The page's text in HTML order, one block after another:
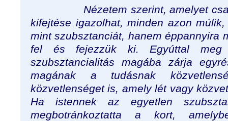
Nézetem szerint, amelyet csak
kifejtése igazolhat, minden azon
mint szubsztanciát, hanem éppannyira
fel és fejezzük ki. Egyúttal
szubsztancialitás magába zárja
magának a tudásnak
közvetlenséget is, amely lét vagy
Ha istennek az egyetlen
megbotránkoztatta a kort,